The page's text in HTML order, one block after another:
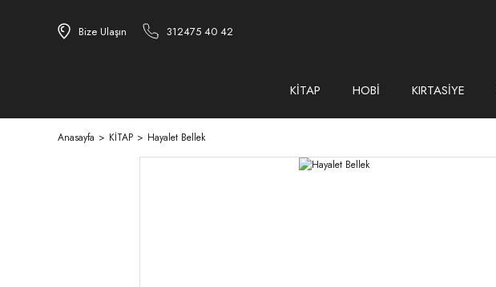
Bize Ulaşın 312475 40 42
KİTAP HOBİ KIRTASİYE
Anasayfa KİTAP Hayalet Bellek